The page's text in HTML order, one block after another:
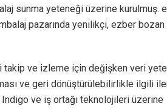
sunma yeteneği üzerine kurulmuş.
pazarında yenilikçi, ezber bozan
takip ve izleme için değişken veri
ve geri dönüştürülebilirlikle ilgili
ve iş ortağı teknolojileri üzerine